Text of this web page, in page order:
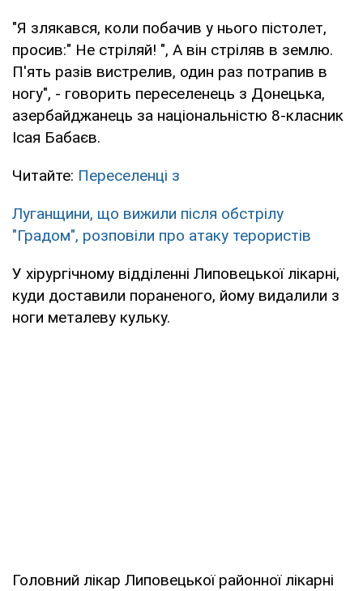
"Я злякався, коли побачив у нього пістолет,
просив:" Не стріляй! ", А він стріляв в землю.
П'ять разів вистрелив, один раз потрапив в
ногу", - говорить переселенець з Донецька,
азербайджанець за національністю 8-класник
Ісая Бабаєв.
Читайте: Переселенці з
Луганщини, що вижили після обстрілу
"Градом", розповіли про атаку терористів
У хірургічному відділенні Липовецької лікарні,
куди доставили пораненого, йому видалили з
ноги металеву кульку.
Головний лікар Липовецької районної лікарні